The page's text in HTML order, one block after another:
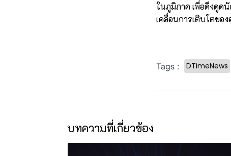
ในภูมิภาค เพื่อดึงดูดนั
เคลื่อนการเติบโตขอ
Tags : DTimeNews
บทความที่เกี่ยวข้อง